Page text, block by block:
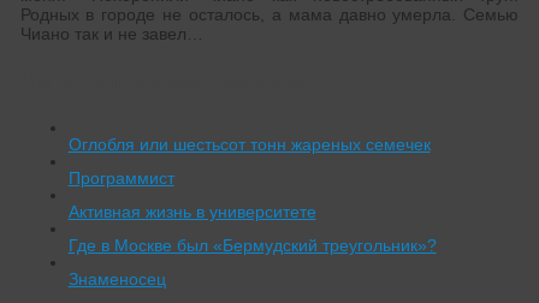
Родных в городе не осталось, а мама давно умерла. Семью
Чиано так и не завел…
Оглобля или шестьсот тонн жареных семечек
Программист
Активная жизнь в университете
Где в Москве был «Бермудский треугольник»?
Знаменосец